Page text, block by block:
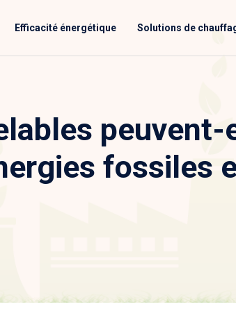
Efficacité énergétique Solutions de
fossiles